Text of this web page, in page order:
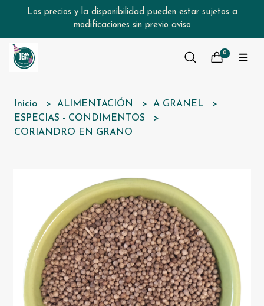
Los precios y la disponibilidad pueden estar sujetos a
modificaciones sin previo aviso
0
Inicio ALIMENTACIÓN
A GRANEL
ESPECIAS - CONDIMENTOS
CORIANDRO EN GRANO